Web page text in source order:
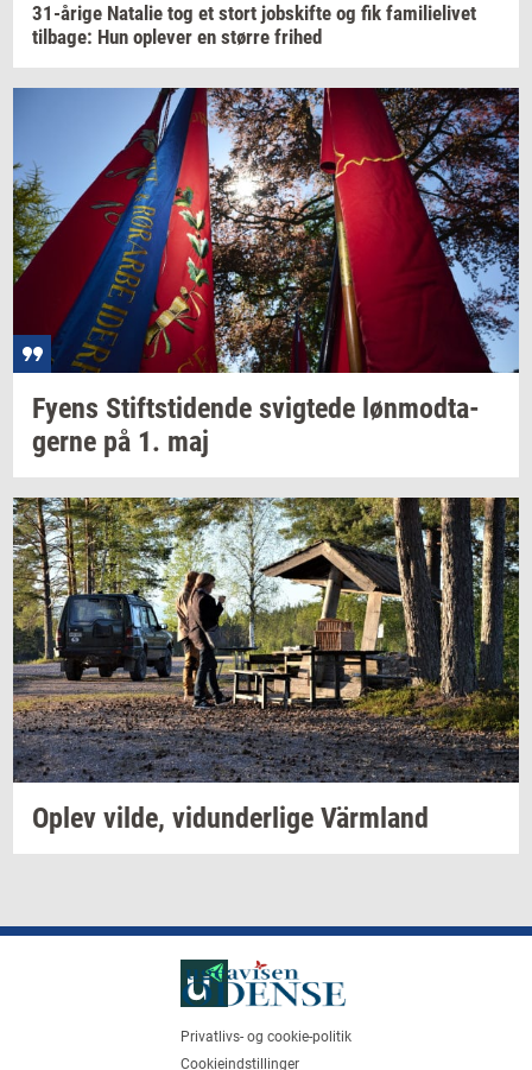
31-​årige Na­ta­lie tog et stort jobs­kif­te og fik fa­mi­li­e­li­vet
til­ba­ge: Hun op­le­ver en stør­re fri­hed
Fyens Stift­s­ti­den­de svig­te­de løn­mod­ta­
ger­ne på 1. maj
Oplev vilde, vi­dun­der­li­ge Värmland
Privatlivs- og cookie-politik
Cookieindstillinger